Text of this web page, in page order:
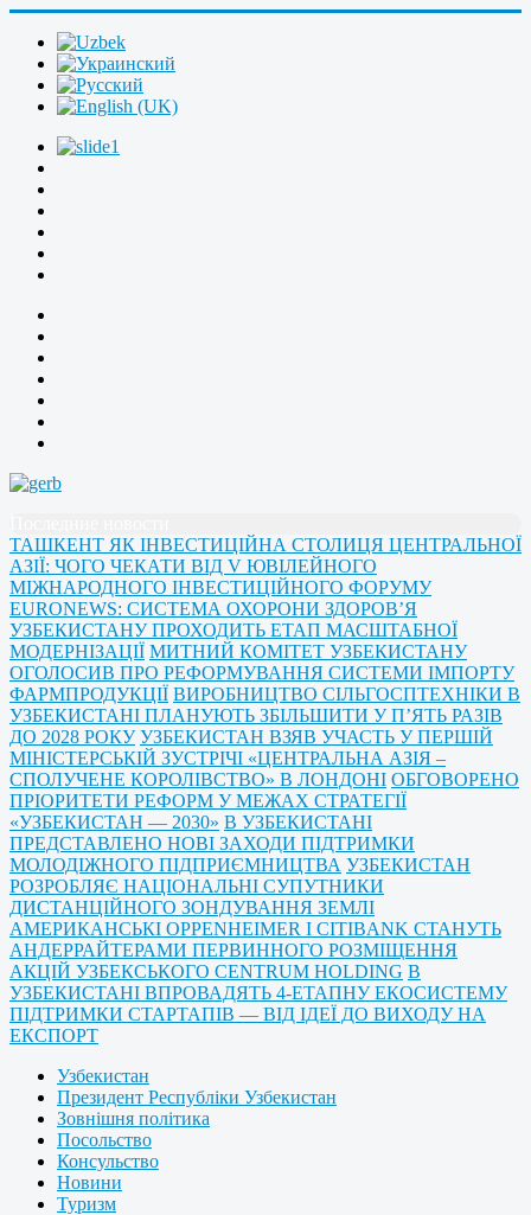
ТАШКЕНТ ЯК ІНВЕСТИЦІЙНА СТОЛИЦЯ ЦЕНТРАЛЬНОЇ
АЗІЇ: ЧОГО ЧЕКАТИ ВІД V ЮВІЛЕЙНОГО
МІЖНАРОДНОГО ІНВЕСТИЦІЙНОГО ФОРУМУ
EURONEWS: СИСТЕМА ОХОРОНИ ЗДОРОВ’Я
УЗБЕКИСТАНУ ПРОХОДИТЬ ЕТАП МАСШТАБНОЇ
МОДЕРНІЗАЦІЇ МИТНИЙ КОМІТЕТ УЗБЕКИСТАНУ
ОГОЛОСИВ ПРО РЕФОРМУВАННЯ СИСТЕМИ ІМПОРТУ
ФАРМПРОДУКЦІЇ ВИРОБНИЦТВО СІЛЬГОСПТЕХНІКИ В
УЗБЕКИСТАНІ ПЛАНУЮТЬ ЗБІЛЬШИТИ У П’ЯТЬ РАЗІВ
ДО 2028 РОКУ УЗБЕКИСТАН ВЗЯВ УЧАСТЬ У ПЕРШІЙ
МІНІСТЕРСЬКІЙ ЗУСТРІЧІ «ЦЕНТРАЛЬНА АЗІЯ –
СПОЛУЧЕНЕ КОРОЛІВСТВО» В ЛОНДОНІ ОБГОВОРЕНО
ПРІОРИТЕТИ РЕФОРМ У МЕЖАХ СТРАТЕГІЇ
«УЗБЕКИСТАН — 2030» В УЗБЕКИСТАНІ
ПРЕДСТАВЛЕНО НОВІ ЗАХОДИ ПІДТРИМКИ
МОЛОДІЖНОГО ПІДПРИЄМНИЦТВА УЗБЕКИСТАН
РОЗРОБЛЯЄ НАЦІОНАЛЬНІ СУПУТНИКИ
ДИСТАНЦІЙНОГО ЗОНДУВАННЯ ЗЕМЛІ
АМЕРИКАНСЬКІ OPPENHEIMER І CITIBANK СТАНУТЬ
АНДЕРРАЙТЕРАМИ ПЕРВИННОГО РОЗМІЩЕННЯ
АКЦІЙ УЗБЕКСЬКОГО CENTRUM HOLDING В
УЗБЕКИСТАНІ ВПРОВАДЯТЬ 4-ЕТАПНУ ЕКОСИСТЕМУ
ПІДТРИМКИ СТАРТАПІВ — ВІД ІДЕЇ ДО ВИХОДУ НА
ЕКСПОРТ
Узбекистан
Президент Республіки Узбекистан
Зовнішня політика
Посольство
Консульство
Новини
Туризм